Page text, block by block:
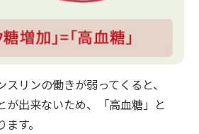
リンの働きが弱ってくると、
が出来ないため、「高血糖」と
す。